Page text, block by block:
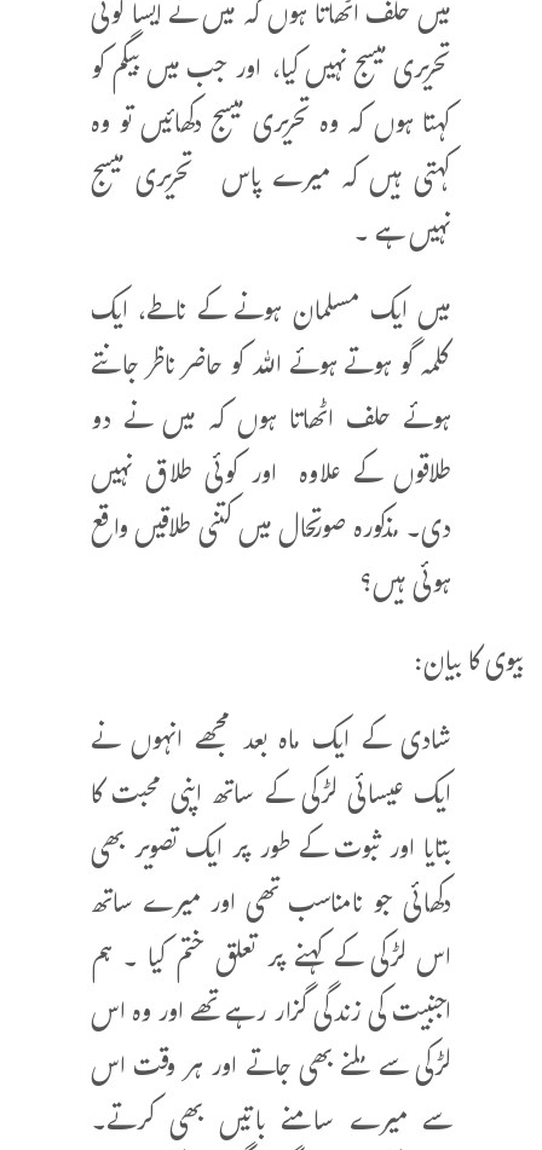
میں حلف اٹھاتا ہوں کہ میں نے ایسا کوئی
تحریری میسج نہیں کیا، اور جب میں بیگم کو
کہتا ہوں کہ وہ تحریری میسج دکھائیں تو وہ
کہتی ہیں کہ میرے پاس تحریری میسج
نہیں ہے ۔
میں ایک مسلمان ہونے کے ناطے، ایک
کلمہ گو ہوتے ہوئے اللہ کو حاضر ناظر جانتے
ہوئے حلف اٹھاتا ہوں کہ میں نے دو
طلاقوں کے علاوہ اور کوئی طلاق نہیں
دی۔ مذکورہ صورتحال میں کتنی طلاقیں واقع
ہوئی ہیں؟
بیوی کا بیان:
شادی کے ایک ماہ بعد مجھے انہوں نے
ایک عیسائی لڑکی کے ساتھ اپنی محبت کا
بتایا اور ثبوت کے طور پر ایک تصویر بھی
دکھائی جو نامناسب تھی اور میرے ساتھ
اس لڑکی کے کہنے پر تعلق ختم کیا ۔ ہم
اجنبیت کی زندگی گزار رہے تھے اور وہ اس
لڑکی سے ملنے بھی جاتے اور ہر وقت اس
سے میرے سامنے باتیں بھی کرتے۔